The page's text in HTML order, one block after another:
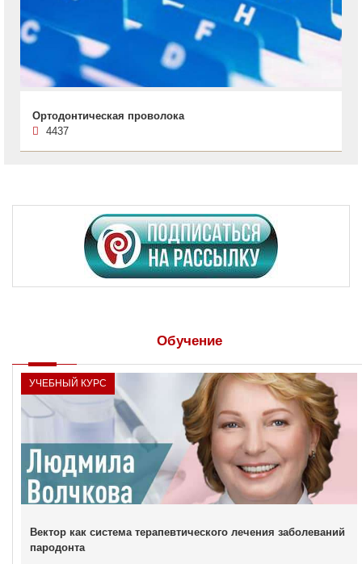
Ортодонтическая проволока
4437
Обучение
УЧЕБНЫЙ КУРС
Вектор как система терапевтического лечения заболеваний
пародонта